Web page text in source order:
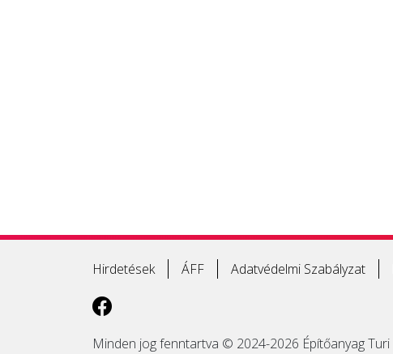
Hirdetések ÁFF Adatvédelmi Szabályzat
Minden jog fenntartva © 2024-2026 Építőanyag Turi